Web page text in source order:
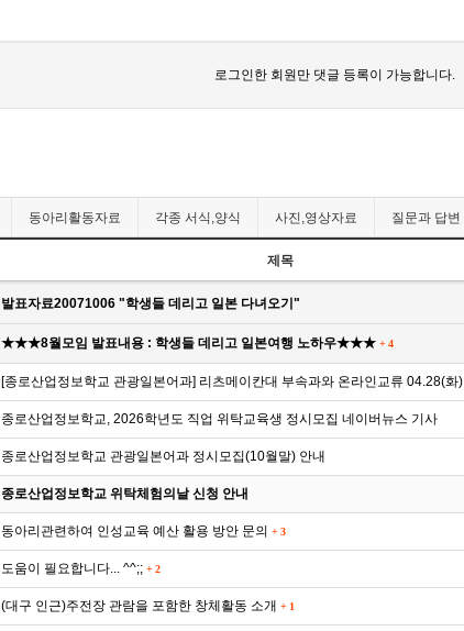
로그인한 회원만 댓글 등록이 가능합니다.
동아리활동자료 각종 서식,양식 사진,영상자료 질문과 답변
제목
발표자료20071006 "학생들 데리고 일본 다녀오기"
★★★8월모임 발표내용 : 학생들 데리고 일본여행 노하우★★★ + 4
[종로산업정보학교 관광일본어과] 리츠메이칸대 부속과와 온라인교류 04.28(화)
종로산업정보학교, 2026학년도 직업 위탁교육생 정시모집 네이버뉴스 기사
종로산업정보학교 관광일본어과 정시모집(10월말) 안내
종로산업정보학교 위탁체험의날 신청 안내
동아리관련하여 인성교육 예산 활용 방안 문의 + 3
도움이 필요합니다... ^^;; + 2
(대구 인근)주전장 관람을 포함한 창체활동 소개 + 1